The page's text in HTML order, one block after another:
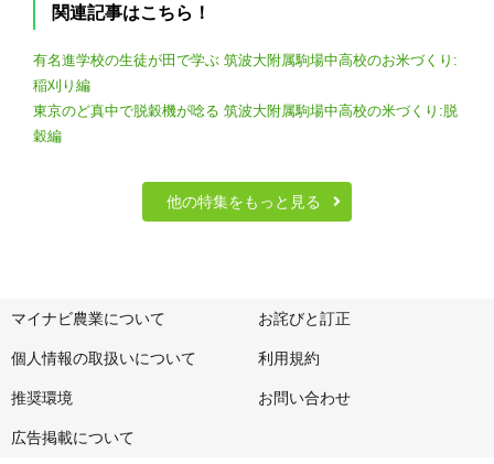
関連記事はこちら！
有名進学校の生徒が田で学ぶ 筑波大附属駒場中高校のお米づくり:
稲刈り編
東京のど真中で脱穀機が唸る 筑波大附属駒場中高校の米づくり:脱
穀編
他の特集をもっと見る
マイナビ農業について お詫びと訂正
個人情報の取扱いについて 利用規約
推奨環境 お問い合わせ
広告掲載について